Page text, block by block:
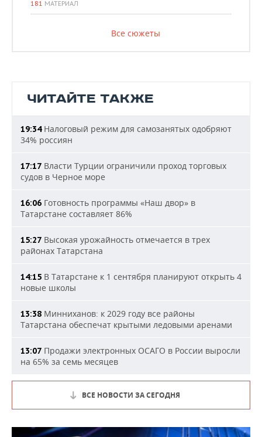
181 МАТЕРИАЛ
Все сюжеты
ЧИТАЙТЕ ТАКЖЕ
19:34Налоговый режим для самозанятых одобряют
34% россиян
17:17 Власти Турции ограничили проход торговых
судов в Черное море
16:06 Готовность программы «Наш двор» в
Татарстане составляет 86%
15:27 Высокая урожайность отмечается в трех
районах Татарстана
14:15 В Татарстане к 1 сентября планируют открыть 4
новые школы
13:38 Минниханов: к 2029 году все районы
Татарстана обеспечат крытыми ледовыми аренами
13:07 Продажи электронных ОСАГО в России выросли
на 65% за семь месяцев
ВСЕ НОВОСТИ ЗА СЕГОДНЯ